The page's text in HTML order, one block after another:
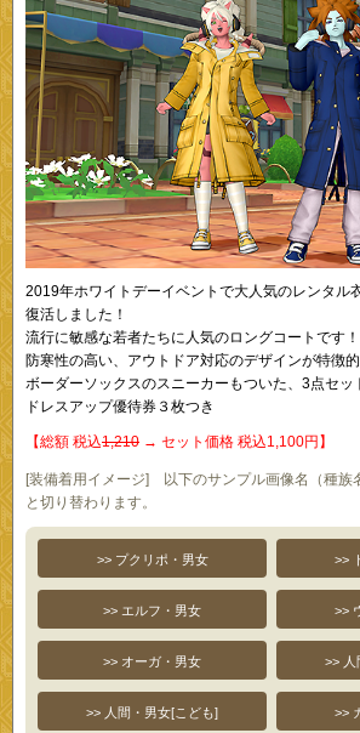
2019年ホワイトデーイベントで大人気のレンタル
復活しました！
流行に敏感な若者たちに人気のロングコートです！
防寒性の高い、アウトドア対応のデザインが特徴
ボーダーソックスのスニーカーもついた、3点セッ
ドレスアップ優待券３枚つき
【総額 税込1,210 → セット価格 税込1,100円】
[装備着用イメージ] 以下のサンプル画像名（種族
と切り替わります。
>> プクリポ・男女 >>
>> エルフ・男女 >>
>> オーガ・男女 >> 人
>> 人間・男女[こども] >>